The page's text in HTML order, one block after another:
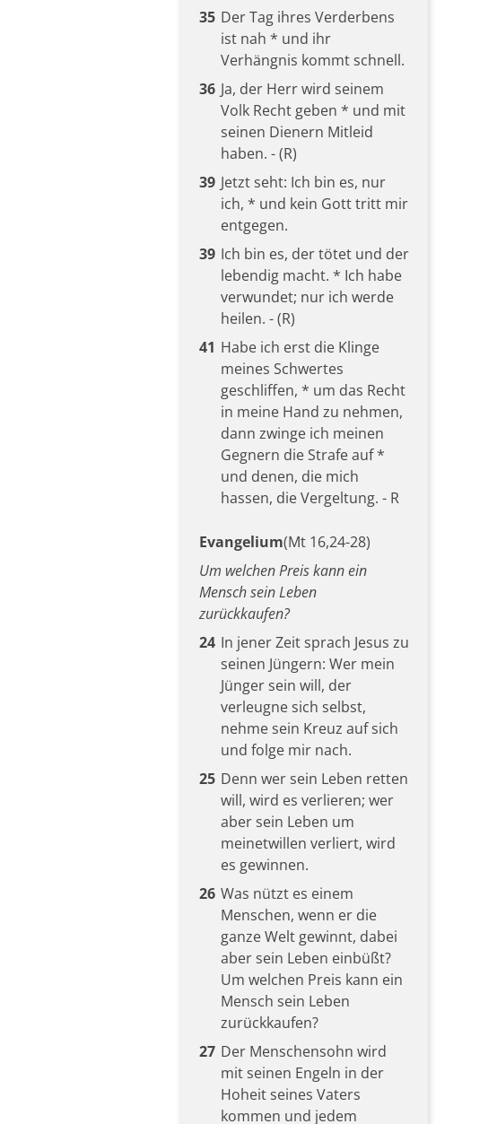
35 Der Tag ihres Verderbens
ist nah * und ihr
Verhängnis kommt schnell.
36 Ja, der Herr wird seinem
Volk Recht geben * und mit
seinen Dienern Mitleid
haben. - (R)
39 Jetzt seht: Ich bin es, nur
ich, * und kein Gott tritt mir
entgegen.
39 Ich bin es, der tötet und der
lebendig macht. * Ich habe
verwundet; nur ich werde
heilen. - (R)
41 Habe ich erst die Klinge
meines Schwertes
geschliffen, * um das Recht
in meine Hand zu nehmen,
dann zwinge ich meinen
Gegnern die Strafe auf *
und denen, die mich
hassen, die Vergeltung. - R
Evangelium(Mt 16,24-28)
Um welchen Preis kann ein
Mensch sein Leben
zurückkaufen?
24 In jener Zeit sprach Jesus zu
seinen Jüngern: Wer mein
Jünger sein will, der
verleugne sich selbst,
nehme sein Kreuz auf sich
und folge mir nach.
25 Denn wer sein Leben retten
will, wird es verlieren; wer
aber sein Leben um
meinetwillen verliert, wird
es gewinnen.
26 Was nützt es einem
Menschen, wenn er die
ganze Welt gewinnt, dabei
aber sein Leben einbüßt?
Um welchen Preis kann ein
Mensch sein Leben
zurückkaufen?
27 Der Menschensohn wird
mit seinen Engeln in der
Hoheit seines Vaters
kommen und jedem